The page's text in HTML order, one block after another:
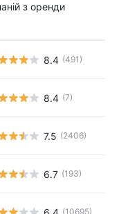
з оренди
8.4 (491)
8.4 (7)
7.5 (2406)
6.7 (193)
(10695)